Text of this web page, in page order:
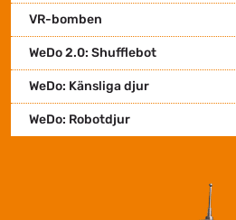
VR-bomben
WeDo 2.0: Shufflebot
WeDo: Känsliga djur
WeDo: Robotdjur